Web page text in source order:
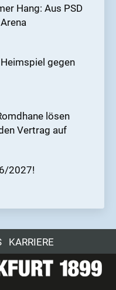
Hang: Aus PSD
gegen
lösen
Vertrag auf
2027!
KARRIERE